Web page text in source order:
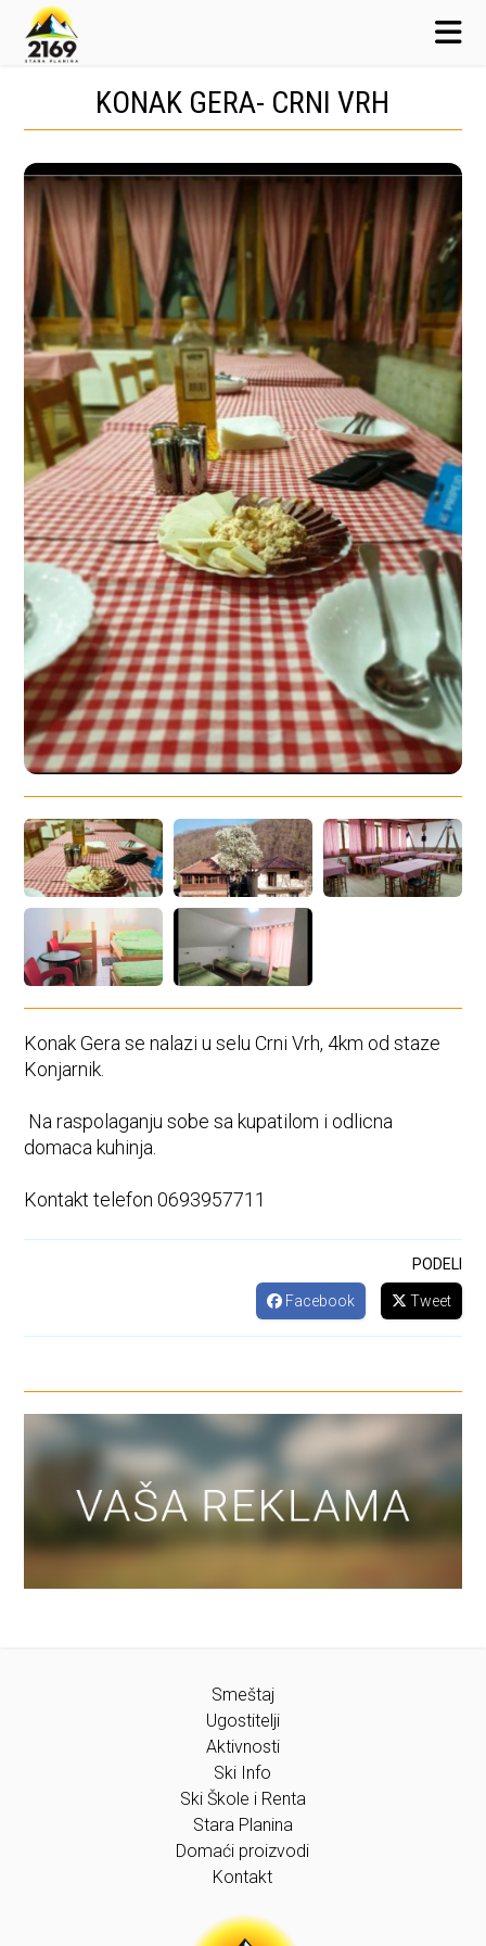
KONAK GERA- CRNI VRH
Konak Gera se nalazi u selu Crni Vrh, 4km od staze
Konjarnik.
Na raspolaganju sobe sa kupatilom i odlicna
domaca kuhinja.
Kontakt telefon 0693957711
PODELI
Facebook Tweet
Smeštaj
Ugostitelji
Aktivnosti
Ski Info
Ski Škole i Renta
Stara Planina
Domaći proizvodi
Kontakt